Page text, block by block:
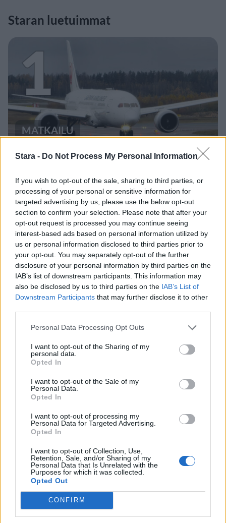
Stara - Do Not Process My Personal Information
If you wish to opt-out of the sale, sharing to third parties, or
processing of your personal or sensitive information for
targeted advertising by us, please use the below opt-out
section to confirm your selection. Please note that after your
opt-out request is processed you may continue seeing
interest-based ads based on personal information utilized by
us or personal information disclosed to third parties prior to
your opt-out. You may separately opt-out of the further
disclosure of your personal information by third parties on the
IAB’s list of downstream participants. This information may
also be disclosed by us to third parties on the IAB’s List of
Downstream Participants that may further disclose it to other
Personal Data Processing Opt Outs
I want to opt-out of the Sharing of my
personal data.
Opted In
I want to opt-out of the Sale of my
Personal Data.
Opted In
I want to opt-out of processing my
Personal Data for Targeted Advertising.
Opted In
I want to opt-out of Collection, Use,
Retention, Sale, and/or Sharing of my
Personal Data that Is Unrelated with the
Purposes for which it was collected.
Opted Out
CONFIRM
Staran luetuimmat
1
MATKAILU
Maailman eniten matkustaneet
valitsivat suosikkikohteensa –
yllättävä voittaja
2
Kela voi leikata tukia
ulkomaanmatkan vuoksi
3
UUTISET